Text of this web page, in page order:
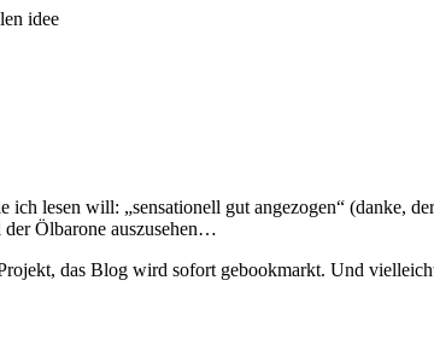
idee
ich lesen will: „sensationell gut angezogen“ (danke,
Ölbarone auszusehen…
das Blog wird sofort gebookmarkt. Und